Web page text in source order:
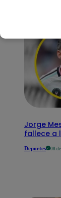
Jorge
fallece a
Deportes 08